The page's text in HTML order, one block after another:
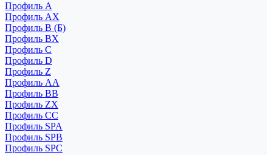
Профиль A
Профиль AX
Профиль B (Б)
Профиль BX
Профиль C
Профиль D
Профиль Z
Профиль АА
Профиль BB
Профиль ZX
Профиль CC
Профиль SPA
Профиль SPB
Профиль SPC